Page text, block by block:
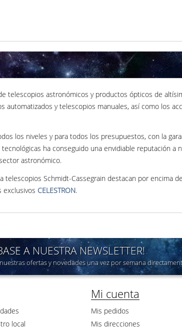
telescopios astronómicos y productos ópticos de
automatizados y telescopios manuales, así como los
los niveles y para todos los presupuestos, con la
ha conseguido una envidiable reputación a
astronómico.
telescopios Schmidt-Cassegrain destacan por encima
exclusivos CELESTRON.
A NUESTRA NEWSLETTER!
ofertas y novedades una vez por semana
local
Mi cuenta
Mis pedidos
Mis direcciones